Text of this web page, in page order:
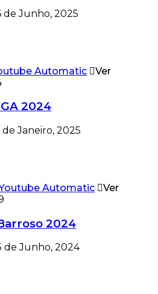
de Junho, 2025
Ver
2024
de Janeiro, 2025
Ver
2024
de Junho, 2024